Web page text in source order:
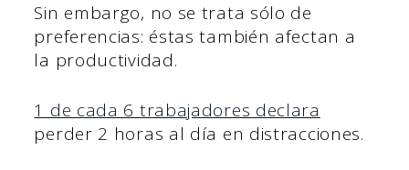
Sin embargo, no se trata sólo de
preferencias: éstas también afectan a
la productividad.
1 de cada 6 trabajadores declara
perder 2 horas al día en distracciones.